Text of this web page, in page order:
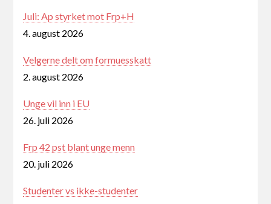
Juli: Ap styrket mot Frp+H
4. august 2026
Velgerne delt om formuesskatt
2. august 2026
Unge vil inn i EU
26. juli 2026
Frp 42 pst blant unge menn
20. juli 2026
Studenter vs ikke-studenter